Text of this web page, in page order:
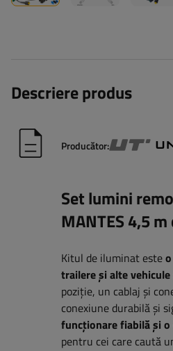
Descriere produs
Producător:
Set lumini
MANTES 4,5
Kitul de iluminat este
trailere și alte
poziție, un cablaj și
conexiune durabilă și
funcționare fiabilă și
pentru cei care caută